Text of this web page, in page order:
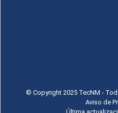
© Copyright 2025 TecNM -
Aviso de